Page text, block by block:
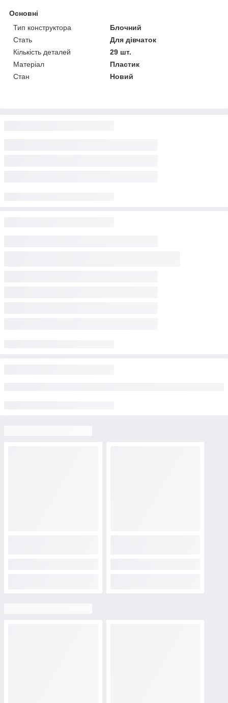
Основні
Тип конструктора
Блочний
Стать
Для дівчаток
Кількість деталей
29 шт.
Матеріал
Пластик
Стан
Новий